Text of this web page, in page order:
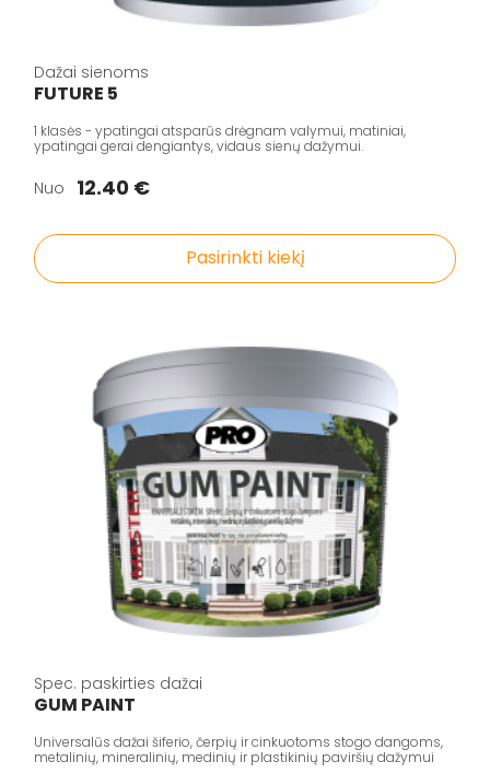
Dažai sienoms
FUTURE 5
1 klasės - ypatingai atsparūs drėgnam valymui, matiniai,
ypatingai gerai dengiantys, vidaus sienų dažymui.
Nuo 12.40 €
Pasirinkti kiekį
Spec. paskirties dažai
GUM PAINT
Universalūs dažai šiferio, čerpių ir cinkuotoms stogo dangoms,
metalinių, mineralinių, medinių ir plastikinių paviršių dažymui